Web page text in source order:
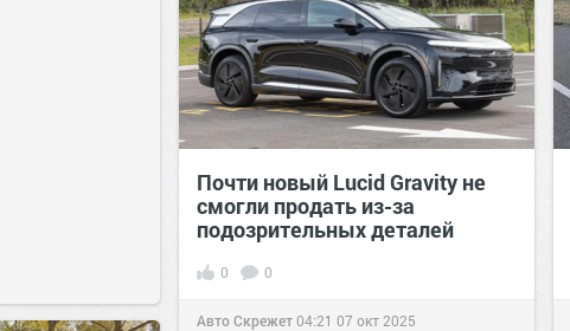
Почти новый Lucid Gravity не
смогли продать из-за
подозрительных деталей
0 0
Авто Скрежет04:21 07 окт 2025